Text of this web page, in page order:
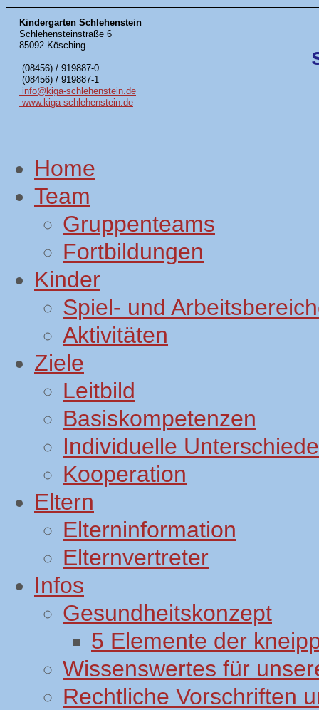
Kindergarten Schlehenstein
Schlehensteinstraße 6
85092 Kösching
(08456) / 919887-0
(08456) / 919887-1
info@kiga-schlehenstein.de
www.kiga-schlehenstein.de
Home
Team
Gruppenteams
Fortbildungen
Kinder
Spiel- und
Aktivitäten
Ziele
Leitbild
Basiskompetenzen
Individuelle Unterschiede
Kooperation
Eltern
Elterninformation
Elternvertreter
Infos
Gesundheitskonzept
5 Elemente der
Wissenswertes für
Rechtliche Vorschriften